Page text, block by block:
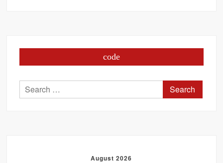
code
Search
for:
August 2026